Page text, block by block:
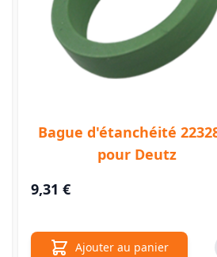
Bague d'étanchéité
pour Deutz
9,31 €
Ajouter au panier